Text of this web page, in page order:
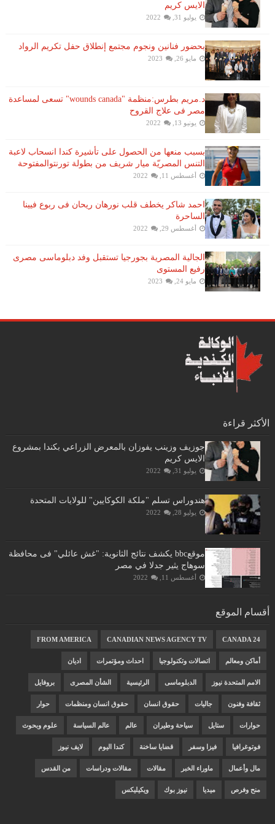
الايس كريم
يوليو 31, 2022
بحضور فنانين ونجوم مجتمع إنطلاق حفل تكريم الرواد
مايو 26, 2023
د.مريم بطرس:منظمة "wounds canada" تسعى لمساعدة
مصر فى علاج القروح
يونيو 13, 2022
بسبب منعها من الحصول على تأشيرة كندا انسحاب لاعبة ​
التنس​ المصريّة ​ميار شريف​ من بطولة ​تورنتو​المفتوحة
أغسطس 11, 2022
احمد شاكر يخطف قلب نورهان ريحان فى ربوع فيينا
الساحرة
أغسطس 29, 2022
الجالية المصرية بجورجيا تستقبل وفد دبلوماسى مصرى
رفيع المستوى
مايو 24, 2023
الأكثر قراءة
جوزيف وزينب يفوزان بالمعرض الزراعي بكندا بمشروع
الايس كريم
يوليو 31, 2022
هندوراس تسلم "ملكة الكوكايين" للولايات المتحدة
يوليو 28, 2022
موقعbbc يكشف نتائج الثانوية: "غش عائلي" فى محافظة
سوهاج يثير جدلا في مصر
أغسطس 11, 2022
أقسام الموقع
CANADA 24
CANADIAN NEWS AGENCY TV
FROM AMERICA
أماكن ومعالم اتصالات وتكنولوجيا احداث ومؤتمرات اديان
الامم المتحدة نيوز الدبلوماسى الرئيسية الشأن المصرى بروفايل
ثقافة وفنون جاليات حقوق انسان حقوق انسان ومنظمات حوار
حوارات ستايل سياحة وطيران عالم عالم السياسة علوم وبحوث
فوتوغرافيا فيزا وسفر قضايا ساخنة كندا اليوم لايف نيوز
مال وأعمال ماوراء الخبر مقالات مقالات ودراسات من القدس
منح وفرص ميديا نيوز بوك ويكيليكس